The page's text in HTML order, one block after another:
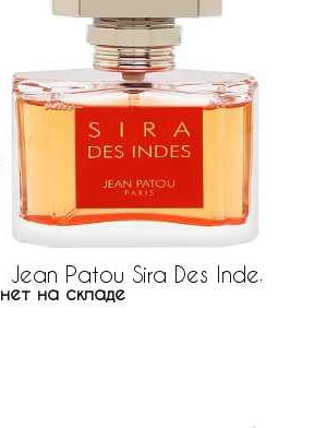
Jean Patou Sira Des Indes
нет на складе